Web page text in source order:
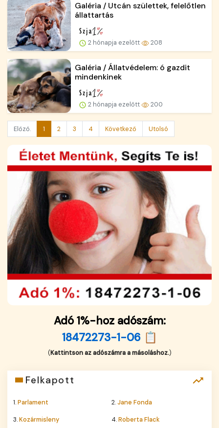
Galéria / Utcán születtek, felelőtlen
állattartás
2 hónapja ezelőtt 208
Galéria / Állatvédelem: ó gazdit
mindenkinek
2 hónapja ezelőtt 200
Előző. 1 2 3 4 Következő Utolsó
Adó 1%-hoz adószám:
18472273-1-06 📋
(Kattintson az adószámra a másoláshoz.)
Felkapott
1.Parlament 2.Jane Fonda
3.Kozármisleny 4.Roberta Flack